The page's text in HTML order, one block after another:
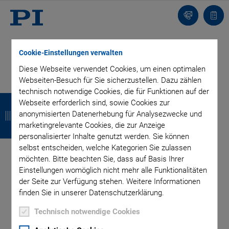
Cookie-Einstellungen verwalten
Diese Webseite verwendet Cookies, um einen optimalen
Webseiten-Besuch für Sie sicherzustellen. Dazu zählen
technisch notwendige Cookies, die für Funktionen auf der
Webseite erforderlich sind, sowie Cookies zur
anonymisierten Datenerhebung für Analysezwecke und
marketingrelevante Cookies, die zur Anzeige
personalisierter Inhalte genutzt werden. Sie können
selbst entscheiden, welche Kategorien Sie zulassen
möchten. Bitte beachten Sie, dass auf Basis Ihrer
Einstellungen womöglich nicht mehr alle Funktionalitäten
der Seite zur Verfügung stehen. Weitere Informationen
finden Sie in unserer Datenschutzerklärung.
Technisch notwendige Cookies
Kontakt
BLOG ABONNIEREN
Kategorien
Anwendung Astronomie
Unternehmen
Industrielle Automatisierung
Mikroskopie
Nanopositionierung
Technologie
Z
u
r
ü
c
k
Z
u
r
ü
c
k
Z
u
r
ü
c
k
Z
u
r
ü
c
k